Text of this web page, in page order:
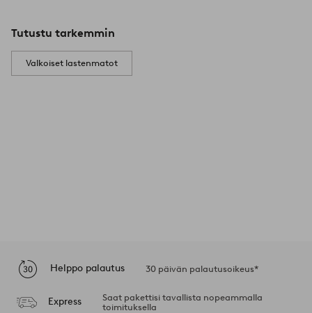
Tutustu tarkemmin
Valkoiset lastenmatot
Helppo palautus 30 päivän palautusoikeus*
Express
Saat pakettisi tavallista nopeammalla
toimituksella